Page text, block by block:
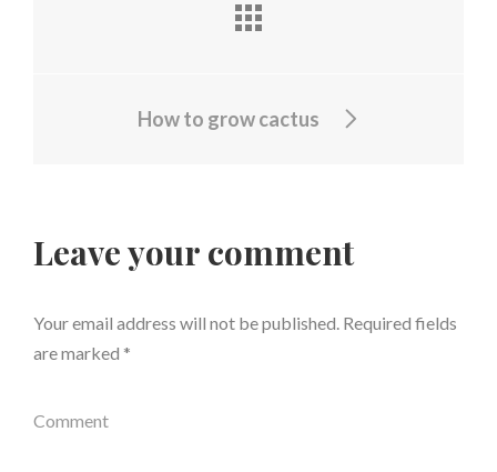
How to grow cactus
Leave your comment
Your email address will not be published. Required fields
are marked *